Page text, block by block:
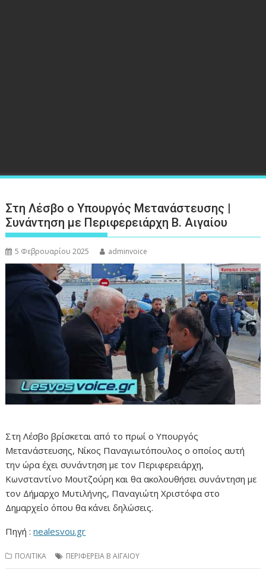
Στη Λέσβο ο Υπουργός Μετανάστευσης |
Συνάντηση με Περιφερειάρχη Β. Αιγαίου
5 Φεβρουαρίου 2025 adminvoice
Στη Λέσβο βρίσκεται από το πρωί ο Υπουργός
Μετανάστευσης, Νίκος Παναγιωτόπουλος ο οποίος αυτή
την ώρα έχει συνάντηση με τον Περιφερειάρχη,
Κωνσταντίνο Μουτζούρη και θα ακολουθήσει συνάντηση με
τον Δήμαρχο Μυτιλήνης, Παναγιώτη Χριστόφα στο
Δημαρχείο όπου θα κάνει δηλώσεις.
Πηγή :nealesvou.gr
ΠΟΛΙΤΙΚΑ ΠΕΡΙΦΕΡΕΙΑ Β ΑΙΓΑΙΟΥ